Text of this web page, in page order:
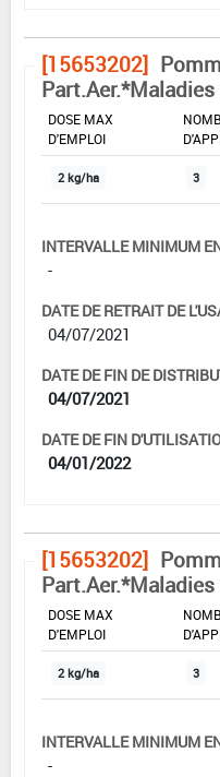
[15653202]
DOSE MAX
D'EMPLOI
2 kg/ha 3
INTERVALLE MINIMUM
-
DATE DE RETRAIT DE
04/07/2021
DATE DE FIN DE
04/07/2021
DATE DE FIN
04/01/2022
[15653202]
DOSE MAX
D'EMPLOI
2 kg/ha 3
INTERVALLE MINIMUM
-